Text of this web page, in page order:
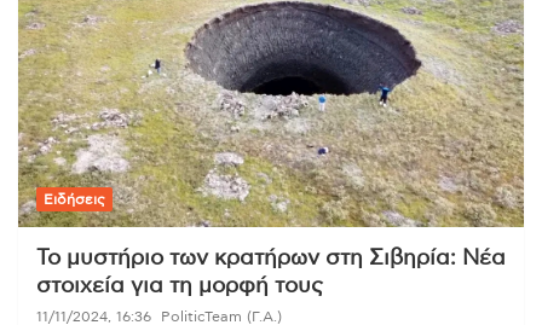
Ειδήσεις
Το μυστήριο των κρατήρων στη Σιβηρία: Νέα
στοιχεία για τη μορφή τους
11/11/2024, 16:36 PoliticTeam (Γ.Α.)